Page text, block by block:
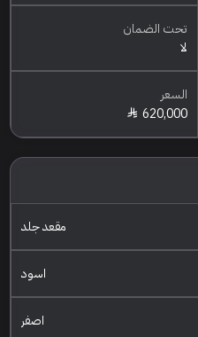
تحت الضمان
لا
السعر
620,000
مقعد جلد
اسود
اصفر